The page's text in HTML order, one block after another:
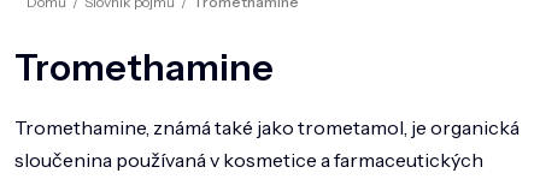
VLASY
ZDRAVÍ
TĚLO
Tromethamine
Tromethamine, známá také jako trometamol, je organická
sloučenina používaná v kosmetice a farmaceutických